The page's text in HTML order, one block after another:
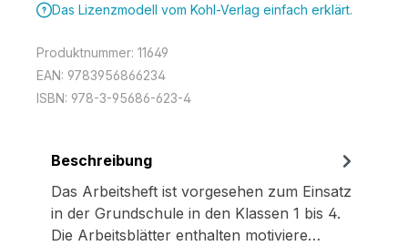
Das Lizenzmodell vom Kohl-Verlag einfach erklärt.
Produktnummer: 11649
EAN: 9783956866234
ISBN: 978-3-95686-623-4
Beschreibung
Das Arbeitsheft ist vorgesehen zum Einsatz
in der Grundschule in den Klassen 1 bis 4.
Die Arbeitsblätter enthalten motiviere…